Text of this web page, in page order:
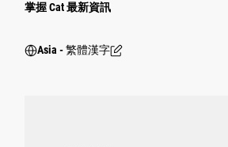
掌握 Cat 最新資訊
Asia - 繁體漢字